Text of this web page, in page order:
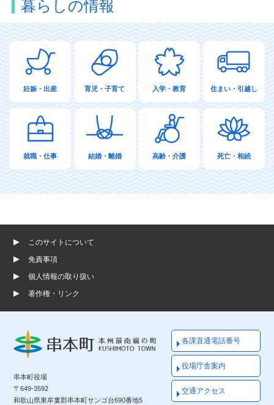
暮らしの情報
妊娠・出産 育児・子育て 入学・教育 住まい・引越し
就職・仕事 結婚・離婚 高齢・介護 死亡・相続
このサイトについて
免責事項
個人情報の取り扱い
著作権・リンク
串本町役場
〒649-3592
和歌山県東牟婁郡串本町サンゴ台690番地5
各課直通電話番号
役場庁舎案内
交通アクセス